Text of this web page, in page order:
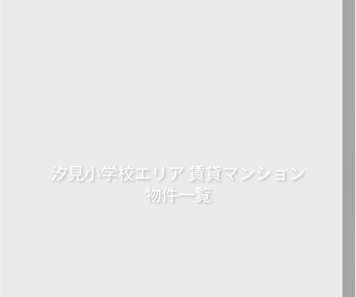
汐見小学校エリア 賃貸マンション
物件一覧